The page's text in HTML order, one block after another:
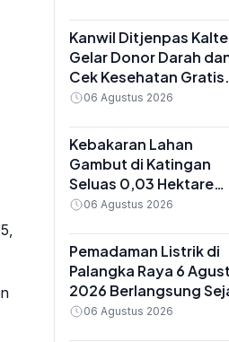
Kanwil Ditjenpas
Gelar Donor Darah
Cek Kesehatan Gratis
untuk Pegawai,
Darah
06 Agustus 2026
Kebakaran Lahan
Gambut di Katingan
Seluas 0,03 Hektare
Berhasil Dipadamkan
Kalteng
06 Agustus 2026
Pemadaman Listrik di
Palangka Raya 6
2026 Berlangsung
Pagi, Ini Daftar Wilayah
06 Agustus 2026